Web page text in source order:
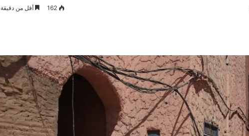
162 أقل من دقيقة